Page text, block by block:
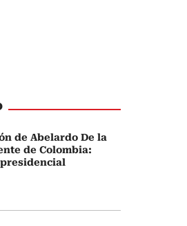
de Abelardo De la
de Colombia: